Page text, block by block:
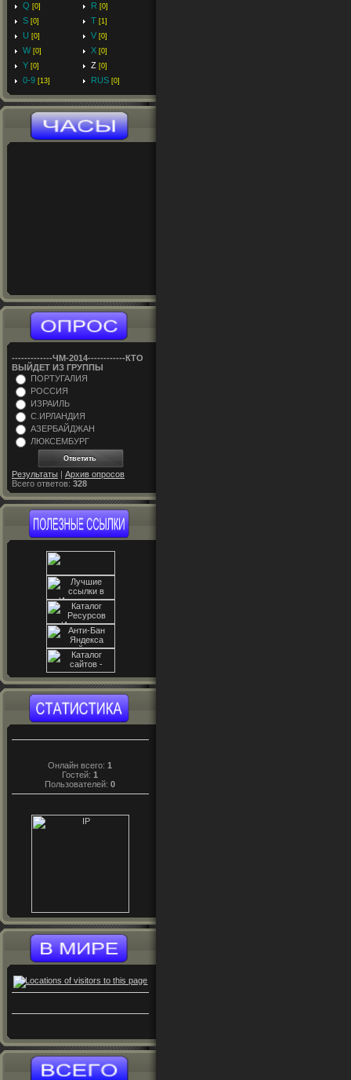
Q [0] R [0]
S [0] T [1]
U [0] V [0]
W [0] X [0]
Y [0] Z [0]
0-9 [13] RUS [0]
-------------ЧM-2014------------КТО
ВЫЙДЕТ ИЗ ГРУППЫ
ПОРТУГАЛИЯ
РОССИЯ
ИЗРАИЛЬ
С.ИРЛАНДИЯ
АЗЕРБАЙДЖАН
ЛЮКСЕМБУРГ
Результаты | Архив опросов
Всего ответов: 328
Онлайн всего:1
Гостей:1
Пользователей:0